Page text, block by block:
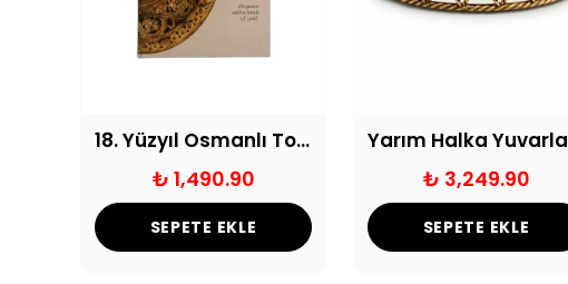
18. Yüzyıl Osmanlı Tombak Desenli Dekoratif Defter
₺ 1,490.90
SEPETE EKLE
₺ 3,249.90
SEPETE EKLE